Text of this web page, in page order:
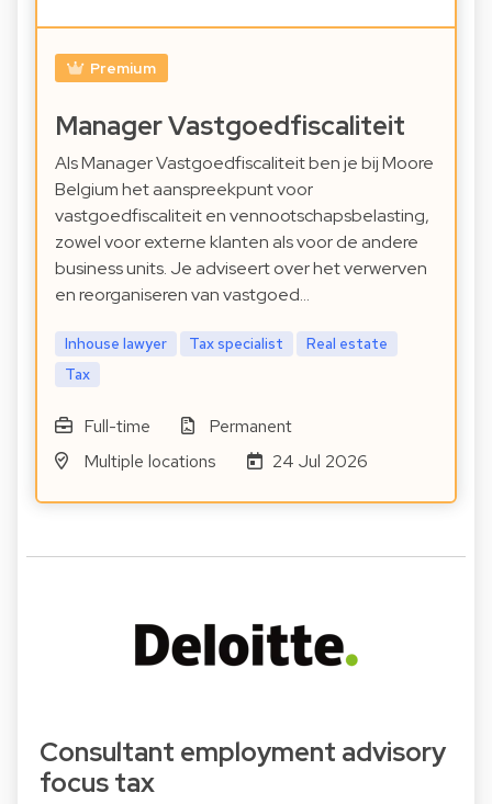
Premium
Manager Vastgoedfiscaliteit
Als Manager Vastgoedfiscaliteit ben je bij Moore
Belgium het aanspreekpunt voor
vastgoedfiscaliteit en vennootschapsbelasting,
zowel voor externe klanten als voor de andere
business units. Je adviseert over het verwerven
en reorganiseren van vastgoed…
Inhouse lawyer Tax specialist
Real estate
Tax
Full-time
Permanent
Multiple locations
24 Jul 2026
Consultant employment advisory
focus tax